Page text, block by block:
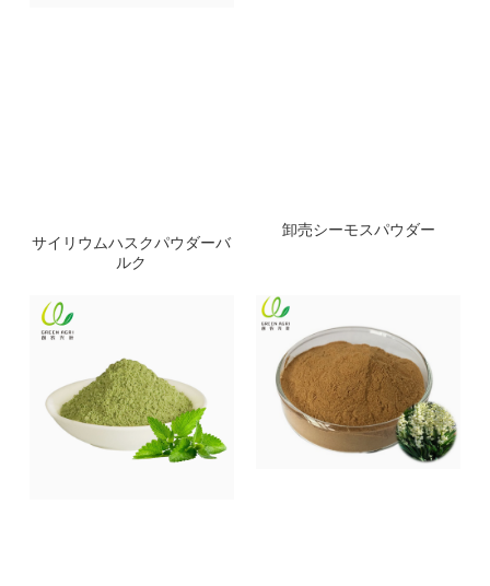
サイリウムハスクパウダーバ
ルク
卸売シーモスパウダー